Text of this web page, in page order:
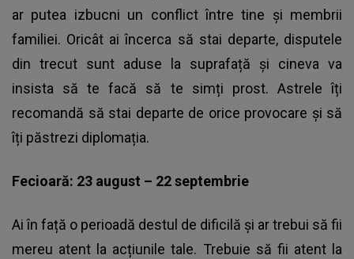
ar putea izbucni un conflict între tine și membrii
familiei. Oricât ai încerca să stai departe, disputele
din trecut sunt aduse la suprafață și cineva va
insista să te facă să te simți prost. Astrele îți
recomandă să stai departe de orice provocare și să
îți păstrezi diplomația.
Fecioară: 23 august – 22 septembrie
Ai în față o perioadă destul de dificilă și ar trebui să fii
mereu atent la acțiunile tale. Trebuie să fii atent la